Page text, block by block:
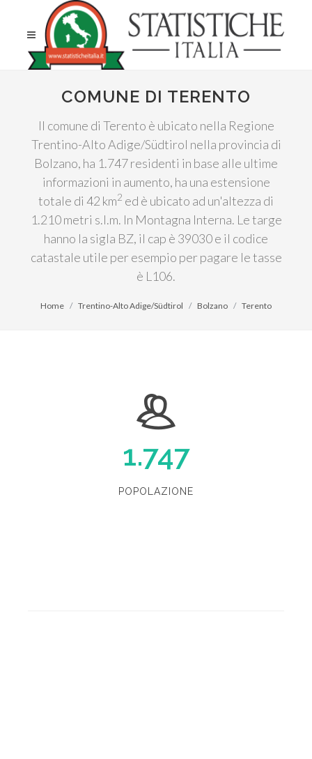
COMUNE DI TERENTO
Il comune di Terento è ubicato nella Regione
Trentino-Alto Adige/Südtirol nella provincia di
Bolzano, ha 1.747 residenti in base alle ultime
informazioni in aumento, ha una estensione
totale di 42 km2 ed è ubicato ad un'altezza di
1.210 metri s.l.m. In Montagna Interna. Le targe
hanno la sigla BZ, il cap è 39030 e il codice
catastale utile per esempio per pagare le tasse
è L106.
Home Trentino-Alto Adige/Südtirol Bolzano Terento
1.747
POPOLAZIONE